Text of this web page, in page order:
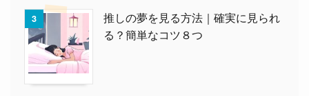
3
推しの夢を見る方法｜確実に見られ
る？簡単なコツ８つ